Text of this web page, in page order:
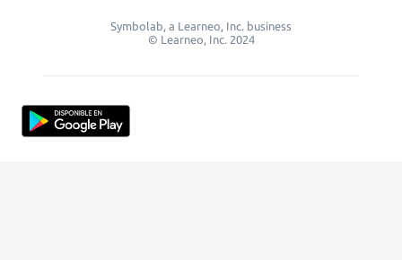
Symbolab, a Learneo, Inc. business
© Learneo, Inc. 2024